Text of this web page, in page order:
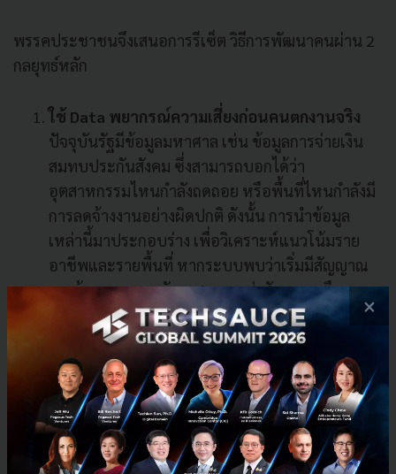
พรรคประชาชนจึงเสนอการรีเซ็ต วิธีการพัฒนาคนผ่าน 2
กลยุทธ์หลัก
ใช้ Data พยากรณ์ความเสี่ยงก่อนคนตกงานจริง
ปัจจุบันรัฐมีข้อมูลมหาศาล เช่น ข้อมูลการจ่ายเงิน
สมทบประกันสังคม ซึ่งสามารถบอกได้ว่า
อุตสาหกรรมไหนกำลังถดถอย หรือพื้นที่ไหนกำลังมี
การลดจ้างงานอย่างผิดปกติ ดังนั้น การนำข้อมูล
เหล่านี้มาประกอบร่าง เพื่อวิเคราะห์แนวโน้มราย
อาชีพและรายพื้นที่ หากระบบพบว่าเริ่มมีสัญญาณ
การจ้างงานลดลง รัฐจะสามารถส่งสัญญาณเตือนและ
เริ่มมาตรการช่วยเหลือได้ทันทีตั้งแต่ก่อนที่พวกเขา
จะถูกเลิกจ้าง
รีสกิลประเทศ
เปลี่ยนจากโครงการอบรมแบบ Top-
down ที่รัฐจัดหลักสูตรที่บางครั้งไม่ตรงความต้องการ
ตลาด มาเป็นระบบคูปอง ให้ประชาชนไปเลือกเรียน
ทักษะที่ตลาดต้องการจริง ๆ จากผู้เชี่ยวชาญหรือ
เอกชนตัวจริง ซึ่งรัฐไม่จำเป็นต้องเป็นคนสอนเอง แต่
×